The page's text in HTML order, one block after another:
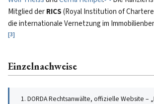
Mitglied derRICS(Royal Institution of
die internationale Vernetzung im
[3]
Einzelnachweise
DORDA Rechtsanwälte, offizielle Website –